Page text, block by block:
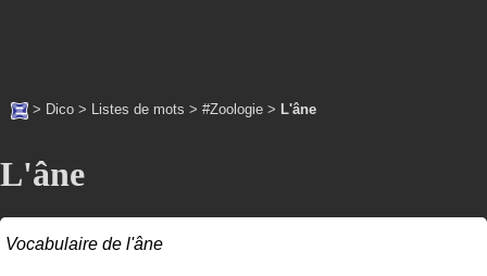
> Dico > Listes de mots > #Zoologie > L'âne
L'âne
Vocabulaire de l'âne